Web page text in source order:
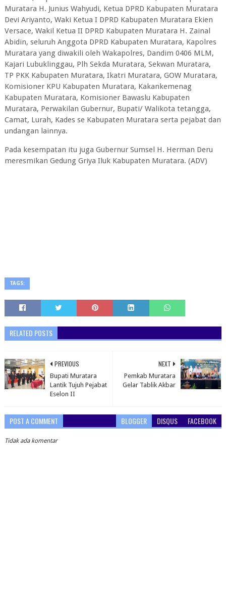
Muratara H. Junius Wahyudi, Ketua DPRD Kabupaten Muratara
Devi Ariyanto, Waki Ketua I DPRD Kabupaten Muratara Ekien
Versace, Wakil Ketua II DPRD Kabupaten Muratara H. Zainal
Abidin, seluruh Anggota DPRD Kabupaten Muratara, Kapolres
Muratara yang diwakili oleh Wakapolres, Dandim 0406 MLM,
Kajari Lubuklinggau, Plh Sekda Muratara, Sekwan Muratara,
TP PKK Kabupaten Muratara, Ikatri Muratara, GOW Muratara,
Komisioner KPU Kabupaten Muratara, Kakankemenag
Kabupaten Muratara, Komisioner Bawaslu Kabupaten
Muratara, Perwakilan Gubernur, Bupati/ Walikota tetangga,
Camat, Lurah, Kades se Kabupaten Muratara serta pejabat dan
undangan lainnya.
Pada kesempatan itu juga Gubernur Sumsel H. Herman Deru
meresmikan Gedung Griya Iluk Kabupaten Muratara. (ADV)
TAGS:
RELATED POSTS
NEXT
Pemkab Muratara
Gelar Tablik Akbar
PREVIOUS
Bupati Muratara
Lantik Tujuh Pejabat
Eselon II
POST A COMMENT BLOGGER DISQUS FACEBOOK
Tidak ada komentar